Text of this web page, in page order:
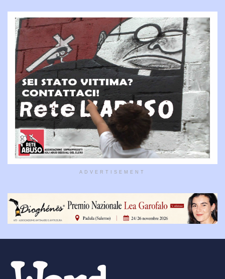
ADVERTISEMENT